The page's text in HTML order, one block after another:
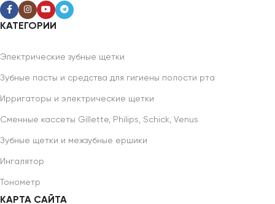
КАТЕГОРИИ
Электрические зубные щетки
Зубные пасты и средства для гигиены полости рта
Ирригаторы и электрические щетки
Сменные кассеты Gillette, Philips, Schick, Venus
Зубные щетки и межзубные ершики
Ингалятор
Тонометр
КАРТА САЙТА